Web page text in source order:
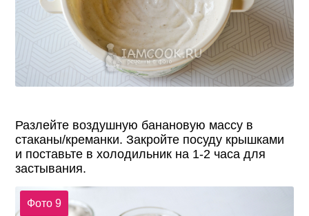
Разлейте воздушную банановую массу в
стаканы/креманки. Закройте посуду крышками
и поставьте в холодильник на 1-2 часа для
застывания.
Фото 9